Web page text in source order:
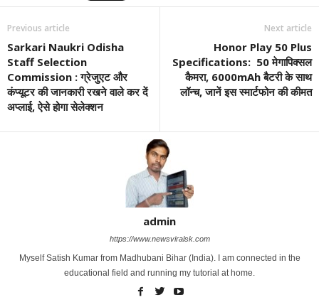
Previous article
Sarkari Naukri Odisha
Staff Selection
Commission : ग्रेजुएट और
कंप्यूटर की जानकारी रखने वाले कर दें
अप्लाई, ऐसे होगा सेलेक्शन
Next article
Honor Play 50 Plus
Specifications: 50 मेगापिक्सल
कैमरा, 6000mAh बैटरी के साथ
लॉन्च, जानें इस स्मार्टफोन की कीमत
admin
https://www.newsviralsk.com
Myself Satish Kumar from Madhubani Bihar (India). I am connected in the
educational field and running my tutorial at home.